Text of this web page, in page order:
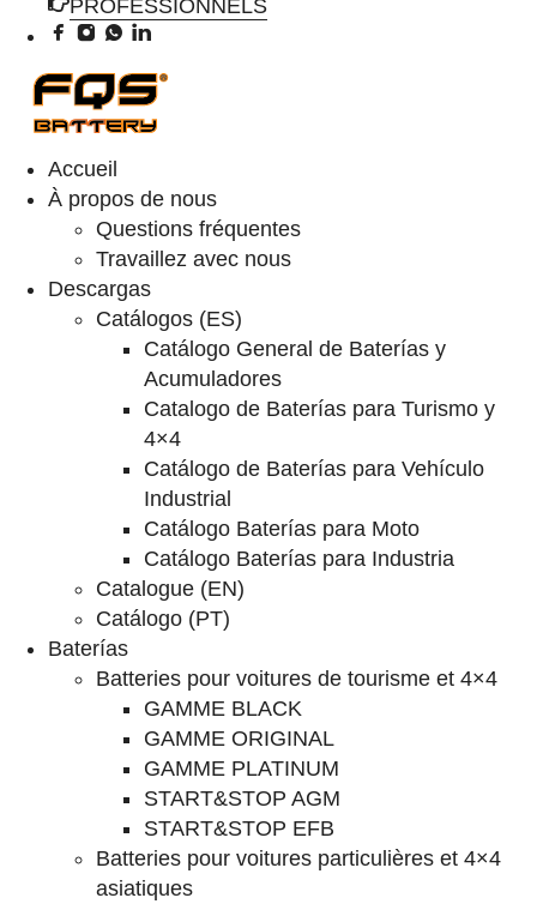
PROFESSIONNELS
Accueil
À propos de nous
Questions fréquentes
Travaillez avec nous
Descargas
Catálogos (ES)
Catálogo General de Baterías y
Acumuladores
Catalogo de Baterías para Turismo y
4×4
Catálogo de Baterías para Vehículo
Industrial
Catálogo Baterías para Moto
Catálogo Baterías para Industria
Catalogue (EN)
Catálogo (PT)
Baterías
Batteries pour voitures de tourisme et 4×4
GAMME BLACK
GAMME ORIGINAL
GAMME PLATINUM
START&STOP AGM
START&STOP EFB
Batteries pour voitures particulières et 4×4
asiatiques